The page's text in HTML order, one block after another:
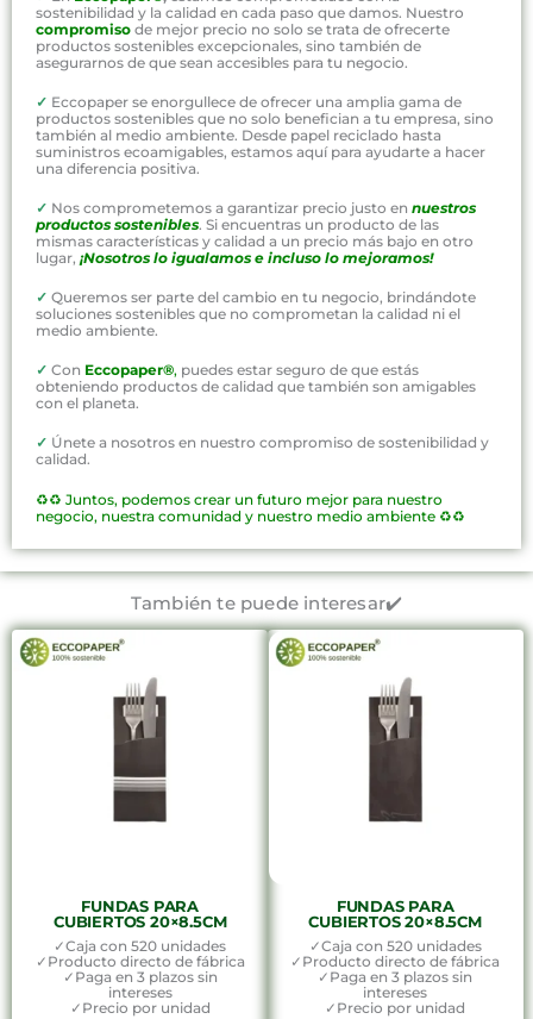
sostenibilidad y la calidad en cada paso que damos. Nuestro
compromiso de mejor precio no solo se trata de ofrecerte
productos sostenibles excepcionales, sino también de
asegurarnos de que sean accesibles para tu negocio.
✓ Eccopaper se enorgullece de ofrecer una amplia gama de
productos sostenibles que no solo benefician a tu empresa, sino
también al medio ambiente. Desde papel reciclado hasta
suministros ecoamigables, estamos aquí para ayudarte a hacer
una diferencia positiva.
✓ Nos comprometemos a garantizar precio justo en nuestros
productos sostenibles. Si encuentras un producto de las
mismas características y calidad a un precio más bajo en otro
lugar, ¡Nosotros lo igualamos e incluso lo mejoramos!
✓ Queremos ser parte del cambio en tu negocio, brindándote
soluciones sostenibles que no comprometan la calidad ni el
medio ambiente.
✓ Con Eccopaper®, puedes estar seguro de que estás
obteniendo productos de calidad que también son amigables
con el planeta.
✓ Únete a nosotros en nuestro compromiso de sostenibilidad y
calidad.
♻️♻️ Juntos, podemos crear un futuro mejor para nuestro
negocio, nuestra comunidad y nuestro medio ambiente ♻️♻️
También te puede interesar✔️
FUNDAS PARA
CUBIERTOS 20×8.5CM
✓Caja con 520 unidades
✓Producto directo de fábrica
✓Paga en 3 plazos sin
intereses
✓Precio por unidad
FUNDAS PARA
CUBIERTOS 20×8.5CM
✓Caja con 520 unidades
✓Producto directo de fábrica
✓Paga en 3 plazos sin
intereses
✓Precio por unidad